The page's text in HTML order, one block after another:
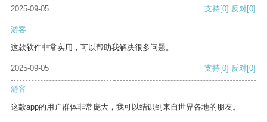
2025-09-05 支持[0] 反对[0]
游客
这款软件非常实用，可以帮助我解决很多问题。
2025-09-05 支持[0] 反对[0]
游客
这款app的用户群体非常庞大，我可以结识到来自世界各地的朋友。